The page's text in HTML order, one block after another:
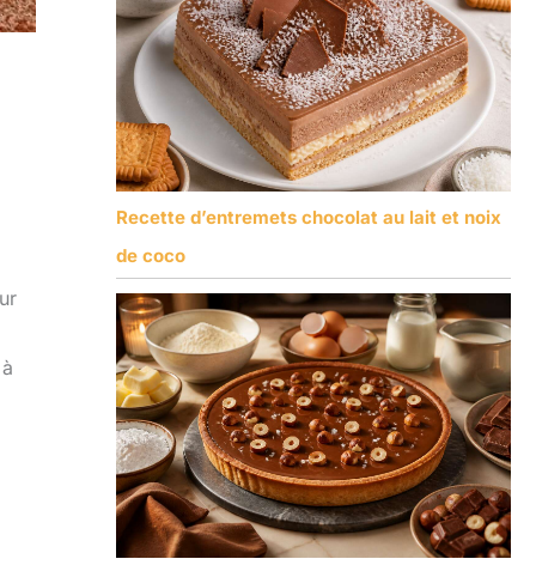
Recette d’entremets chocolat au lait et noix
de coco